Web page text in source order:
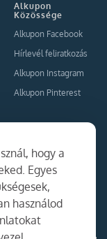
hogy a
Egyes
használod
Alkupon
Közössége
Alkupon Facebook
Hírlevél feliratkozás
Alkupon Instagram
Alkupon Pinterest
Együttműködés
Kapcsolat
Ajánlj nekünk!
Partner Belépés